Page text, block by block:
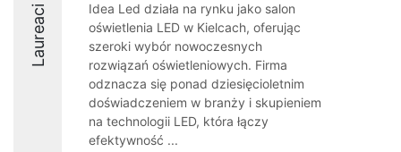
Laureaci
Idea Led działa na rynku jako salon
oświetlenia LED w Kielcach, oferując
szeroki wybór nowoczesnych
rozwiązań oświetleniowych. Firma
odznacza się ponad dziesięcioletnim
doświadczeniem w branży i skupieniem
na technologii LED, która łączy
efektywność ...